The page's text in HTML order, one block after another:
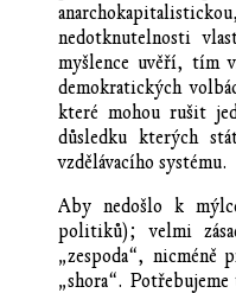
nedotknutelnosti
myšlence uvěří, tím
demokratických
které mohou rušit
důsledku kterých
vzdělávacího systému.
Aby nedošlo k
politiků); velmi
„zespoda“, nicméně
„shora“.